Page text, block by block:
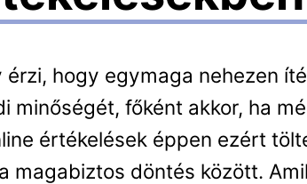
hogy egymaga nehezen
minőségét, főként akkor, ha
értékelések éppen ezért
magabiztos döntés között.